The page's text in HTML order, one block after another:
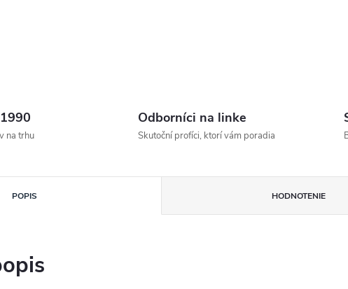
na trhu
Odborníci na linke
Skutoční profíci, ktorí vám poradia
POPIS HODNOTENIE